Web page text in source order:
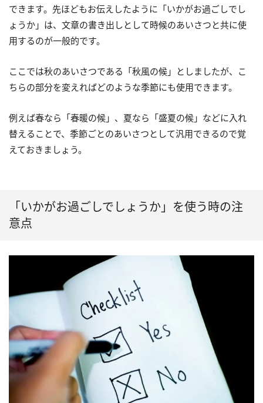
できます。先ほどもお伝えしたように「いかがお過ごしでし
ょうか」は、文章の書き出しとして時候のあいさつと共に使
用するのが一般的です。
ここでは秋のあいさつである「秋風の候」としましたが、こ
ちらの部分を変えればどのような季節にも使用できます。
例えば春なら「春暖の候」、夏なら「盛夏の候」などに入れ
替えることで、季節ごとのあいさつとして汎用できるので覚
えておきましょう。
「いかがお過ごしでしょうか」を使う時の注
意点